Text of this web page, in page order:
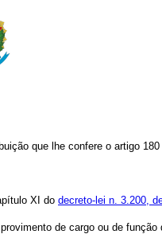
que lhe confere o artigo
XI do decreto-lei n. 3.200,
de cargo ou de